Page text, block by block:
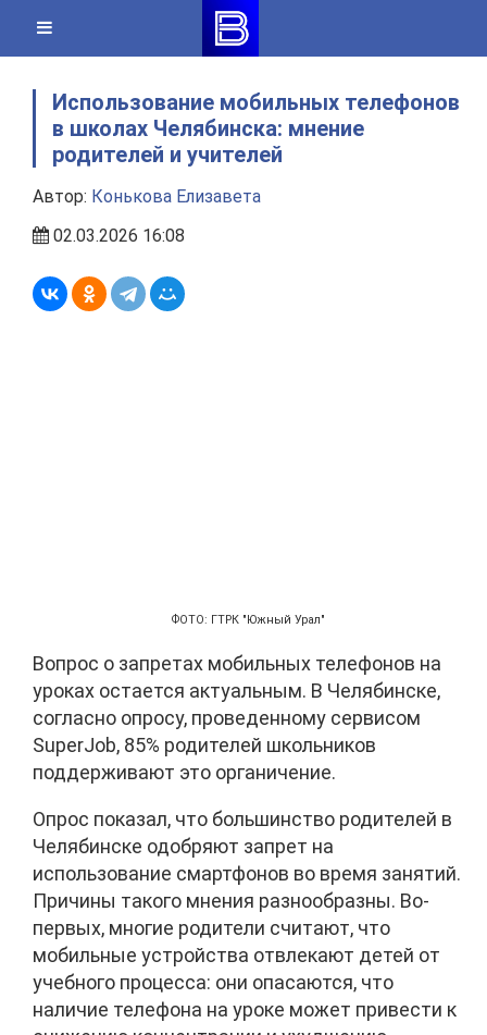
content
Использование мобильных телефонов
в школах Челябинска: мнение
родителей и учителей
Автор: Конькова Елизавета
02.03.2026 16:08
ФОТО: ГТРК "Южный Урал"
Вопрос о запретах мобильных телефонов на
уроках остается актуальным. В Челябинске,
согласно опросу, проведенному сервисом
SuperJob, 85% родителей школьников
поддерживают это органичение.
Опрос показал, что большинство родителей в
Челябинске одобряют запрет на
использование смартфонов во время занятий.
Причины такого мнения разнообразны. Во-
первых, многие родители считают, что
мобильные устройства отвлекают детей от
учебного процесса: они опасаются, что
наличие телефона на уроке может привести к